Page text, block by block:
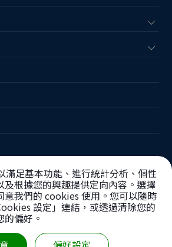
©
滿足基本功能、進行統計分析、個性
及根據您的興趣提供定向內容。選擇
意我們的 cookies 使用。您可以隨時
設定」連結，或透過清除您的
偏好。